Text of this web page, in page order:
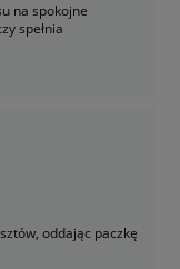
na spokojne
spełnia
oddając paczkę